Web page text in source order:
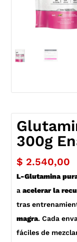
300g
$ 2.540,00
L-Glutamina
aacelerar la
tras
magra. Cada
fáciles de